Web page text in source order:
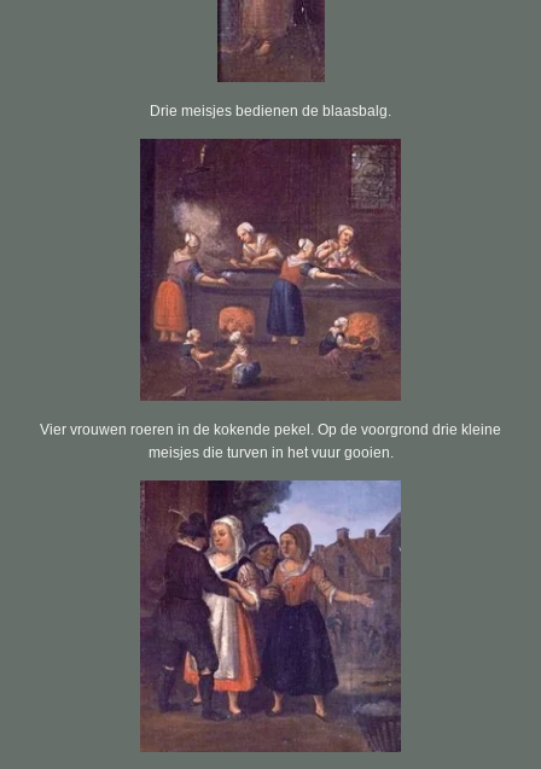
Drie meisjes bedienen de blaasbalg.
Vier vrouwen roeren in de kokende pekel. Op de voorgrond drie kleine
meisjes die turven in het vuur gooien.